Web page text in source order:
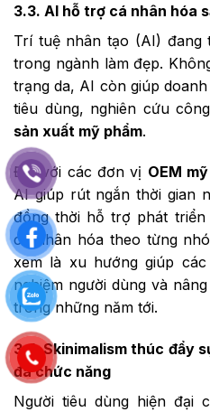
3.3. AI hỗ trợ cá nhân hóa
Trí tuệ nhân tạo (AI)
trong ngành làm đẹp.
trạng da, AI còn giúp
tiêu dùng, nghiên cứu
sản xuất mỹ phẩm.
Đối với các đơn vị OEM
AI giúp rút ngắn thời gian
đồng thời hỗ trợ phát
cá nhân hóa theo từng
xem là xu hướng giúp
nghiệm người dùng và
trong những năm tới.
3.4. Skinimalism thúc đẩy
đa chức năng
Người tiêu dùng hiện đại